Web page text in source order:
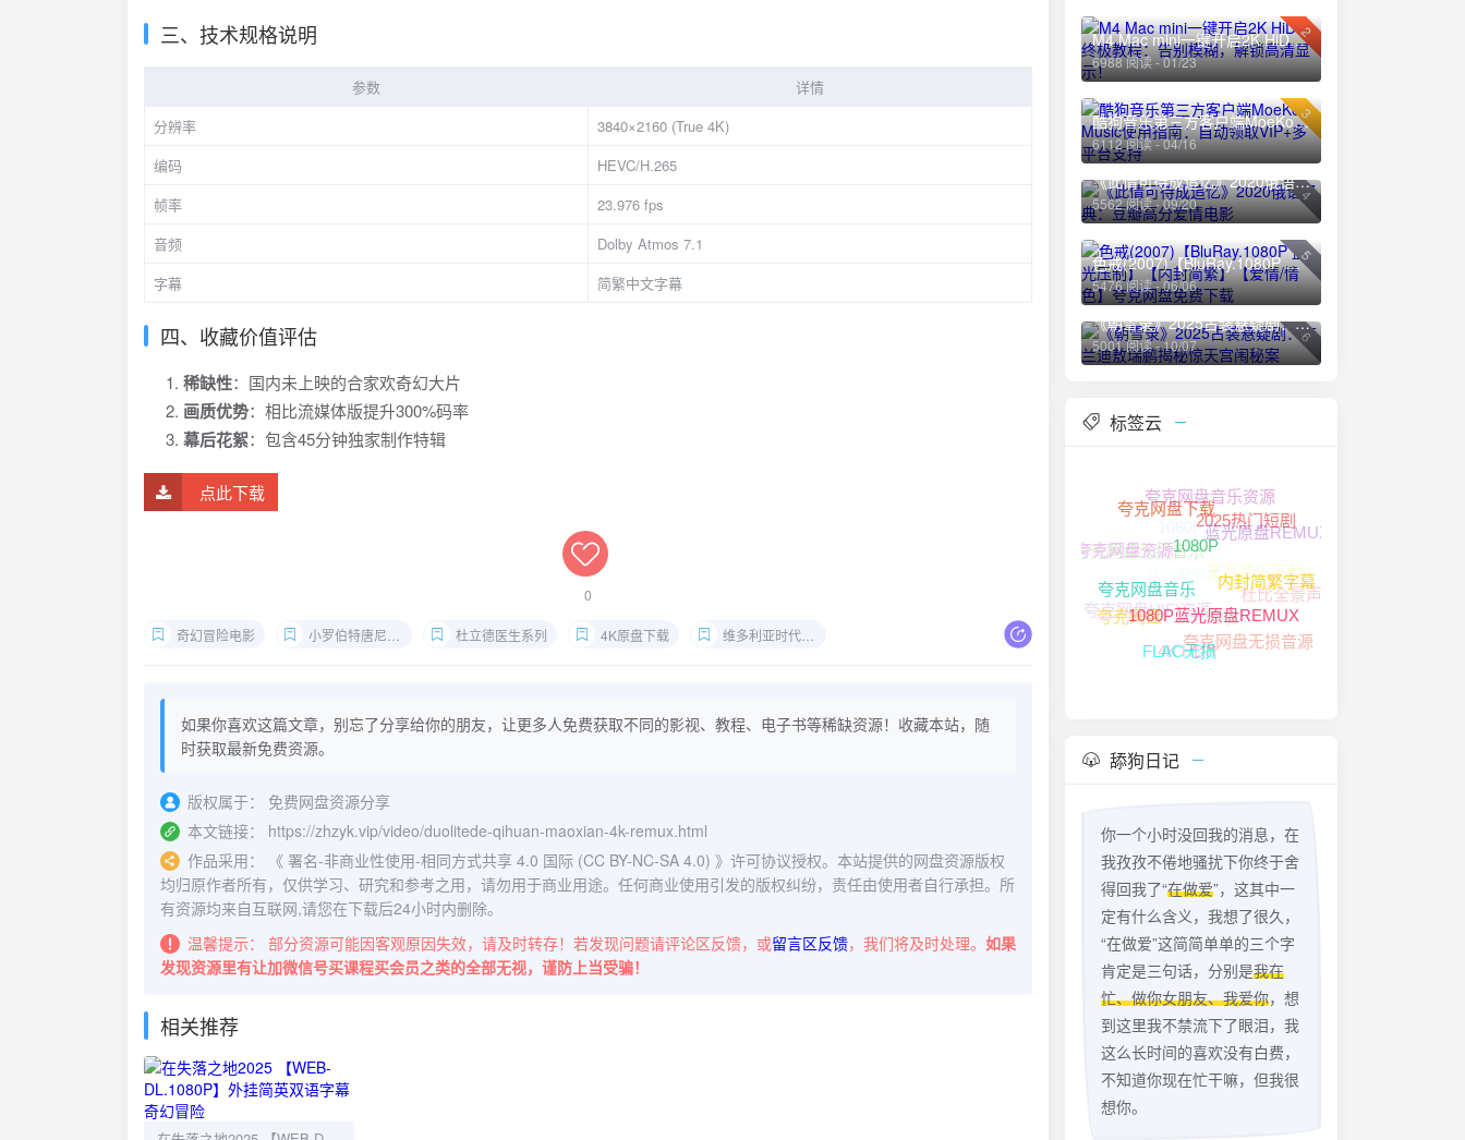
三、技术规格说明
参数
详情
分辨率
3840×2160 (True 4K)
编码
HEVC/H.265
帧率
23.976 fps
音频
Dolby Atmos 7.1
字幕
简繁中文字幕
四、收藏价值评估
稀缺性：国内未上映的合家欢奇幻大片
画质优势：相比流媒体版提升300%码率
幕后花絮：包含45分钟独家制作特辑
点此下载
0
奇幻冒险电影 小罗伯特唐尼电影 杜立德医生系列 4K原盘下载 维多利亚时代电影
如果你喜欢这篇文章，别忘了分享给你的朋友，让更多人免费获取不同的影视、教程、电子书等稀缺资源！收藏本站，随
时获取最新免费资源。
版权属于：
免费网盘资源分享
本文链接：
https://zhzyk.vip/video/duolitede-qihuan-maoxian-4k-remux.html
作品采用：
《 署名-非商业性使用-相同方式共享 4.0 国际 (CC BY-NC-SA 4.0) 》许可协议授权。本站提供的网盘资源版权
均归原作者所有，仅供学习、研究和参考之用，请勿用于商业用途。任何商业使用引发的版权纠纷，责任由使用者自行承担。所
有资源均来自互联网,请您在下载后24小时内删除。
温馨提示：
部分资源可能因客观原因失效，请及时转存！若发现问题请评论区反馈，或留言区反馈，我们将及时处理。 如果
发现资源里有让加微信号买课程买会员之类的全部无视，谨防上当受骗！
相关推荐
2
M4 Mac mini一键开启2K HiDPI终极教程：告别模糊，解锁高清显示！
6988 阅读 - 01/23
3
酷狗音乐第三方客户端MoeKoe Music使用指南：自动领取VIP+多平台支持
6112 阅读 - 04/16
4
《此情可待成追忆》2020俄语经典：豆瓣高分爱情电影
5562 阅读 - 09/20
5
色戒(2007)【BluRay.1080P 蓝光压制】【内封简繁】【爱情/情色】夸克网盘免费下载
5476 阅读 - 06/06
6
《朝雪录》2025古装悬疑剧：李兰迪敖瑞鹏揭秘惊天宫闱秘案
5001 阅读 - 10/07
标签云
夸克网盘无损音乐
夸克网盘资源
夸克网盘下载
夸克网盘音乐资源
1080P高清资源
1080P高清
夸克网盘HIFI资源
夸克网盘
夸克网盘音乐
1080P
2025热门短剧
蓝光原盘REMUX
无损音乐下载
中文字幕
4K HDR
FLAC无损
1080P蓝光原盘REMUX
内封简繁字幕
杜比全景声
夸克网盘无损音源
舔狗日记
你一个小时没回我的消息，在
我孜孜不倦地骚扰下你终于舍
得回我了“在做爱”，这其中一
定有什么含义，我想了很久，
“在做爱”这简简单单的三个字
肯定是三句话，分别是我在
忙、做你女朋友、我爱你，想
到这里我不禁流下了眼泪，我
这么长时间的喜欢没有白费，
不知道你现在忙干嘛，但我很
想你。